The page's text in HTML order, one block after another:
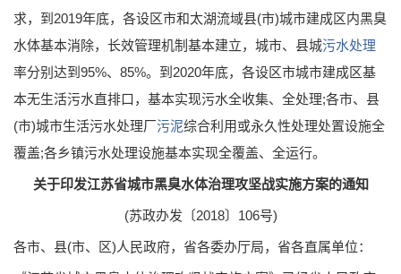
求，到2019年底，各设区市和太湖流域县(市)城市建成区内黑臭
水体基本消除，长效管理机制基本建立，城市、县城污水处理
率分别达到95%、85%。到2020年底，各设区市城市建成区基
本无生活污水直排口，基本实现污水全收集、全处理;各市、县
(市)城市生活污水处理厂污泥综合利用或永久性处理处置设施全
覆盖;各乡镇污水处理设施基本实现全覆盖、全运行。
关于印发江苏省城市黑臭水体治理攻坚战实施方案的通知
(苏政办发〔2018〕106号)
各市、县(市、区)人民政府，省各委办厅局，省各直属单位：